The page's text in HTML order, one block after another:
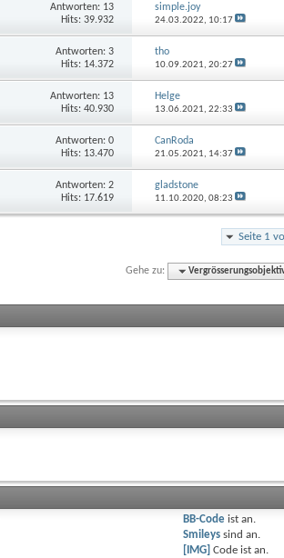
Antworten: 13
Hits: 39.932
simple.joy
24.03.2022, 10:17
Antworten: 3
Hits: 14.372
tho
10.09.2021,20:27
Antworten: 13
Hits: 40.930
Helge
13.06.2021,22:33
Antworten: 0
Hits: 13.470
CanRoda
21.05.2021, 14:37
Antworten: 2
Hits: 17.619
gladstone
11.10.2020,08:23
Seite 1
Gehe zu:
BB-Codeist an.
Smileyssind an.
[IMG] Code ist an.